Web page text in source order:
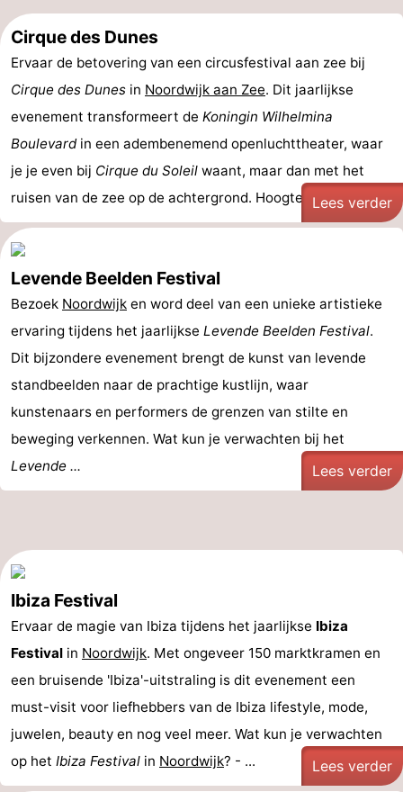
Cirque des Dunes
Ervaar de betovering van een circusfestival aan zee bij
Cirque des Dunes in Noordwijk aan Zee. Dit jaarlijkse
evenement transformeert de Koningin Wilhelmina
Boulevardin een adembenemend openluchttheater, waar
je je even bij Cirque du Soleil waant, maar dan met het
ruisen van de zee op de achtergrond. Hoogtepunten van ...
Lees verder
Levende Beelden Festival
Bezoek Noordwijk en word deel van een unieke artistieke
ervaring tijdens het jaarlijkse Levende Beelden Festival.
Dit bijzondere evenement brengt de kunst van levende
standbeelden naar de prachtige kustlijn, waar
kunstenaars en performers de grenzen van stilte en
beweging verkennen. Wat kun je verwachten bij het
Levende ...
Lees verder
Ibiza Festival
Ervaar de magie van Ibiza tijdens het jaarlijkse Ibiza
Festival in Noordwijk. Met ongeveer 150 marktkramen en
een bruisende 'Ibiza'-uitstraling is dit evenement een
must-visit voor liefhebbers van de Ibiza lifestyle, mode,
juwelen, beauty en nog veel meer. Wat kun je verwachten
op het Ibiza Festival in Noordwijk? - ... Lees verder